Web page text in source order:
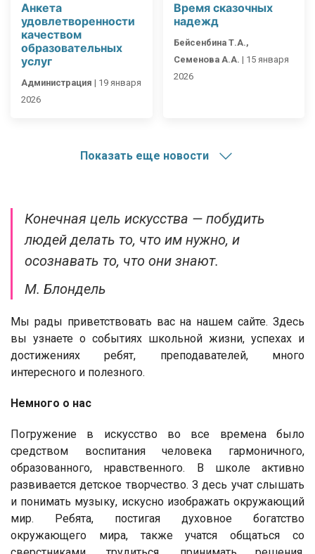
Анкета
удовлетворенности
качеством
образовательных
услуг
Администрация | 19 января
2026
Время сказочных
надежд
Бейсенбина Т.А.,
Семенова А.А. | 15 января
2026
Показать еще новости
Конечная цель искусства — побудить
людей делать то, что им нужно, и
осознавать то, что они знают.
М. Блондель
Мы рады приветствовать вас на нашем сайте. Здесь
вы узнаете о событиях школьной жизни, успехах и
достижениях ребят, преподавателей, много
интересного и полезного.
Немного о нас
Погружение в искусство во все времена было
средством воспитания человека гармоничного,
образованного, нравственного. В школе активно
развивается детское творчество. З десь учат слышать
и понимать музыку, искусно изображать окружающий
мир. Ребята, постигая духовное богатство
окружающего мира, также учатся общаться со